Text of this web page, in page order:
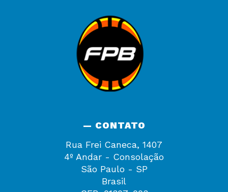
— CONTATO
Rua Frei Caneca, 1407
4º Andar - Consolação
São Paulo - SP
Brasil